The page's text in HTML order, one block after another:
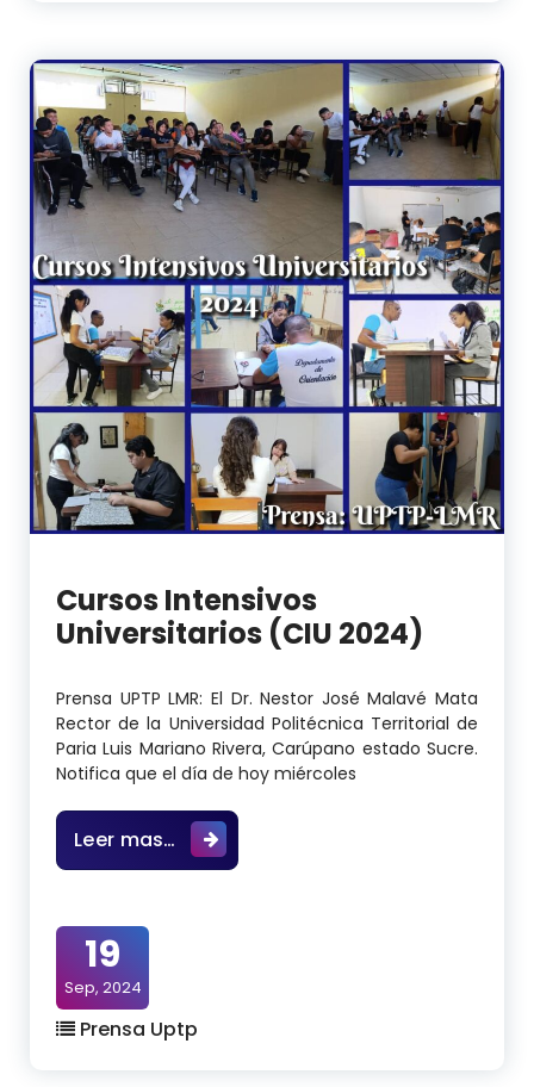
Cursos Intensivos
Universitarios (CIU 2024)
Prensa UPTP LMR: El Dr. Nestor José Malavé Mata
Rector de la Universidad Politécnica Territorial de
Paria Luis Mariano Rivera, Carúpano estado Sucre.
Notifica que el día de hoy miércoles
Leer mas… Cursos Intensivos Universitarios
19
Sep, 2024
Prensa Uptp